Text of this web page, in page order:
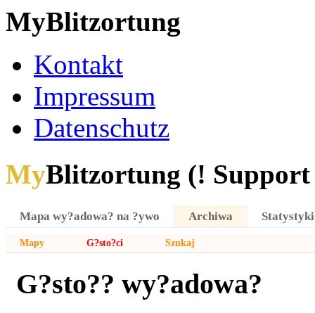
MyBlitzortung
Kontakt
Impressum
Datenschutz
MyBlitzortung (! Support
Mapa wy?adowa? na ?ywo Archiwa Statystyki
Mapy G?sto?ci Szukaj
G?sto?? wy?adowa?